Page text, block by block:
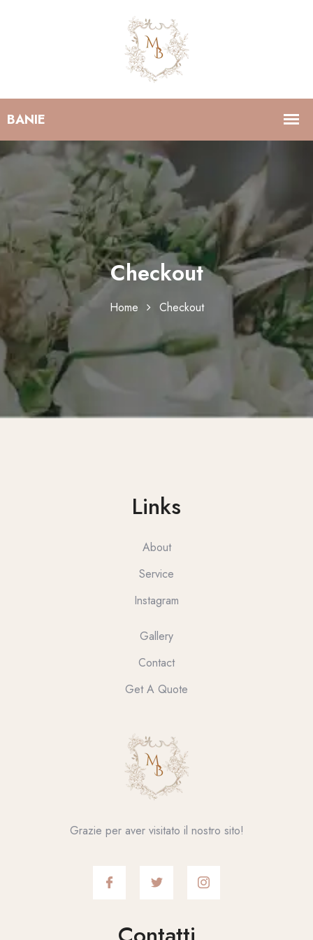
Checkout
Home Checkout
Links
About
Service
Instagram
Gallery
Contact
Get A Quote
Grazie per aver visitato il nostro sito!